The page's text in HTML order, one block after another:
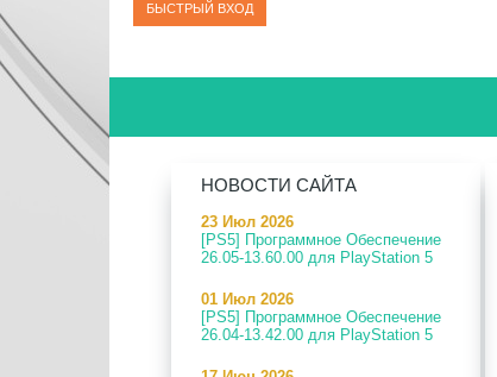
НОВОСТИ САЙТА
23 Июл 2026
[PS5] Программное Обеспечение
26.05-13.60.00 для PlayStation 5
01 Июл 2026
[PS5] Программное Обеспечение
26.04-13.42.00 для PlayStation 5